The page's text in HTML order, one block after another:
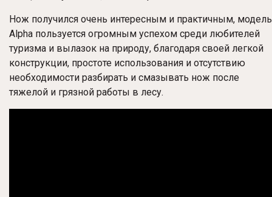
Нож получился очень интересным и практичным, модель
Alpha пользуется огромным успехом среди любителей
туризма и вылазок на природу, благодаря своей легкой
конструкции, простоте использования и отсутствию
необходимости разбирать и смазывать нож после
тяжелой и грязной работы в лесу.